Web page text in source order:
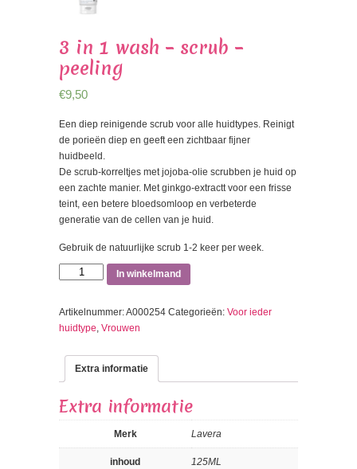
3 in 1 wash – scrub –
peeling
€9,50
Een diep reinigende scrub voor alle huidtypes. Reinigt
de porieën diep en geeft een zichtbaar fijner
huidbeeld.
De scrub-korreltjes met jojoba-olie scrubben je huid op
een zachte manier. Met ginkgo-extractt voor een frisse
teint, een betere bloedsomloop en verbeterde
generatie van de cellen van je huid.
Gebruik de natuurlijke scrub 1-2 keer per week.
peeling
aantal
In winkelmand
Artikelnummer:A000254 Categorieën: Voor ieder
huidtype, Vrouwen
Extra informatie
Extra informatie
Merk Lavera
inhoud 125ML